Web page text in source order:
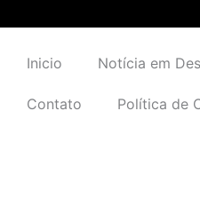
Inicio Notícia em
Contato Política de